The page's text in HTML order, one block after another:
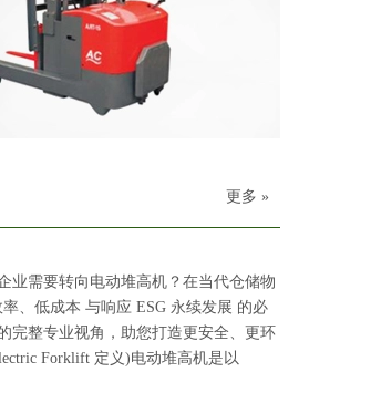
更多 »
业需要转向电动堆高机？在当代仓储物
、低成本 与响应 ESG 永续发展 的必
完整专业视角，助您打造更安全、更环
Forklift 定义)电动堆高机是以